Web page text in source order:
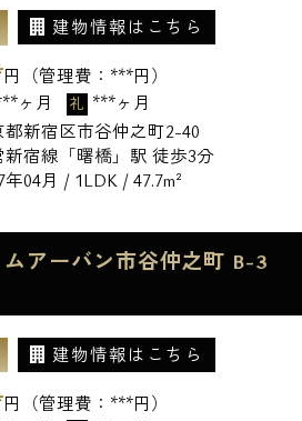
建物情報はこちら
円（管理費： ***円）
ヶ月 礼 ***ヶ月
都新宿区市谷仲之町2-40
新宿線「曙橋」駅 徒歩3分
年04月 / 1LDK / 47.7m²
ムアーバン市谷仲之町 B-3
建物情報はこちら
円（管理費： ***円）